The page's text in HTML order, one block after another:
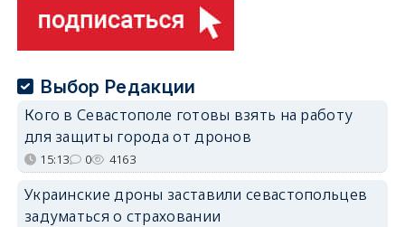
Выбор Редакции
Кого в Севастополе готовы взять на работу
для защиты города от дронов
15:13 0 4163
Украинские дроны заставили севастопольцев
задуматься о страховании